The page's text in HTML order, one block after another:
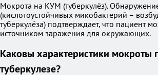
Мокрота на КУМ (туберкулёз).
(кислотоустойчивых микобактерий –
туберкулёза) подтверждает, что пациент
источником заражения для окружающих.
Каковы характеристики мокроты
туберкулезе?